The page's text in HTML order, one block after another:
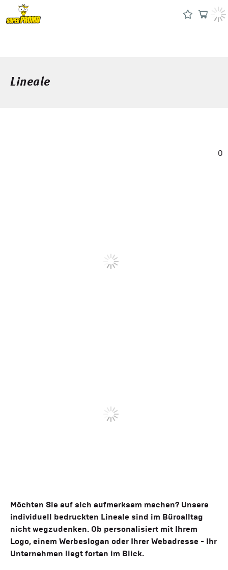
Lineale
0
Möchten Sie auf sich aufmerksam machen? Unsere
individuell bedruckten Lineale sind im Büroalltag
nicht wegzudenken. Ob personalisiert mit Ihrem
Logo, einem Werbeslogan oder Ihrer Webadresse - Ihr
Unternehmen liegt fortan im Blick.